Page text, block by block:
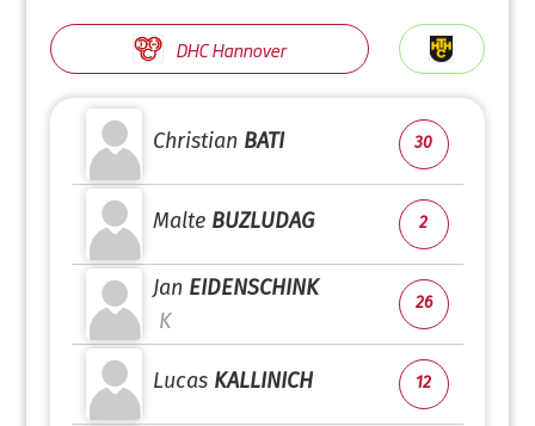
DHC Hannover
Christian BATI 30
Malte BUZLUDAG 2
Jan EIDENSCHINK
K
26
Lucas KALLINICH 12